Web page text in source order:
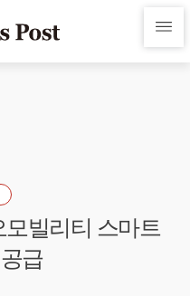
빌리티 스마트
급